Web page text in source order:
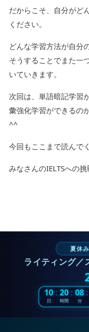
だからこそ、自分がど
ください。
どんな学習方法が自分
そうすることでまた一
いていきます。
次回は、単語暗記学習
彙強化学習ができるの
^^
今回もここまで読んで
みなさんのIELTSへの
夏休
ライティング／
10
日
: 20
時間
: 08
分
: